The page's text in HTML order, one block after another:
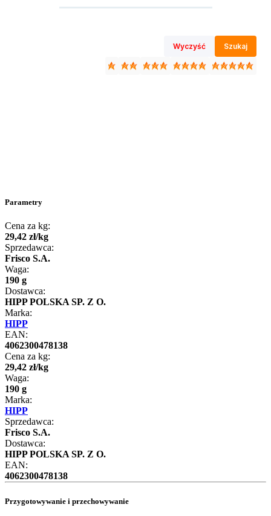
Wyczyść Szukaj
Parametry
Cena za kg:
29,42 zł/kg
Sprzedawca:
Frisco S.A.
Waga:
190 g
Dostawca:
HIPP POLSKA SP. Z O.
Marka:
HIPP
EAN:
4062300478138
Cena za kg:
29,42 zł/kg
Waga:
190 g
Marka:
HIPP
Sprzedawca:
Frisco S.A.
Dostawca:
HIPP POLSKA SP. Z O.
EAN:
4062300478138
Przygotowywanie i przechowywanie